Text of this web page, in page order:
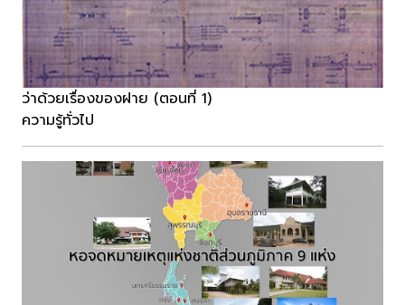
ว่าด้วยเรื่องของฝาย (ตอนที่ 1)
ความรู้ทั่วไป